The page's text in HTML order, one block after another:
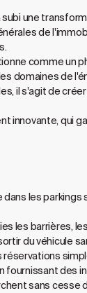
une
de
comme
de
il s'agit de
qui
les
les barrières,
du véhicule
fournissant
sans